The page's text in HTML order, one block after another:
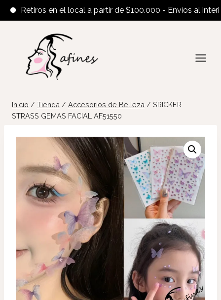
Retiros en el local a partir de $100.000 - Envíos al interior
contenido
Inicio / Tienda / Accesorios de Belleza / SRICKER
STRASS GEMAS FACIAL AF51550